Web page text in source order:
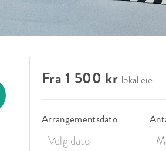
Fra 1 500 kr lokalleie
Arrangementsdato
Velg dato